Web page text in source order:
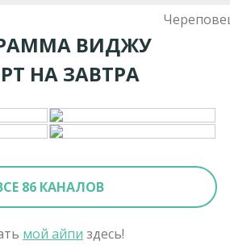
ВИДЖУ
НА ЗАВТРА
86 КАНАЛОВ
мой айпи здесь!